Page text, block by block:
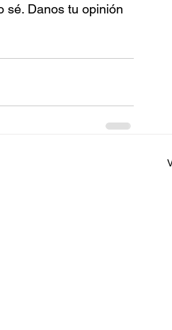
sé. Danos tu opinión